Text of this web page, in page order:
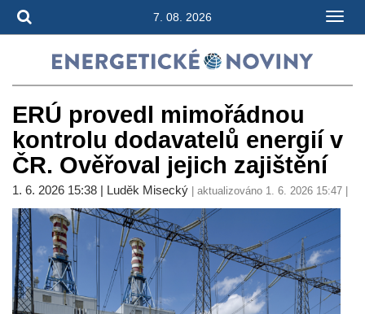
7. 08. 2026
ERÚ provedl mimořádnou
kontrolu dodavatelů energií v
ČR. Ověřoval jejich zajištění
1. 6. 2026 15:38 | Luděk Misecký | aktualizováno 1. 6. 2026 15:47 |